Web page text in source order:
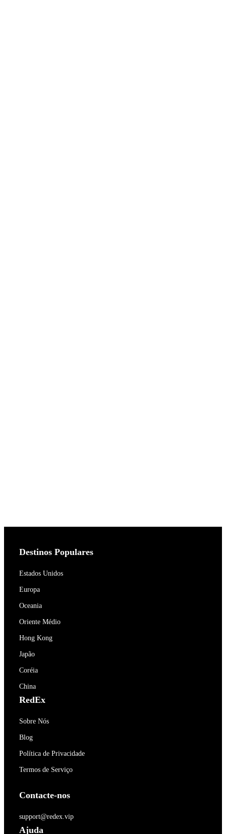
Destinos Populares
Estados Unidos
Europa
Oceania
Oriente Médio
Hong Kong
Japão
Coréia
China
RedEx
Sobre Nós
Blog
Política de Privacidade
Termos de Serviço
Contacte-nos
support@redex.vip
Ajuda